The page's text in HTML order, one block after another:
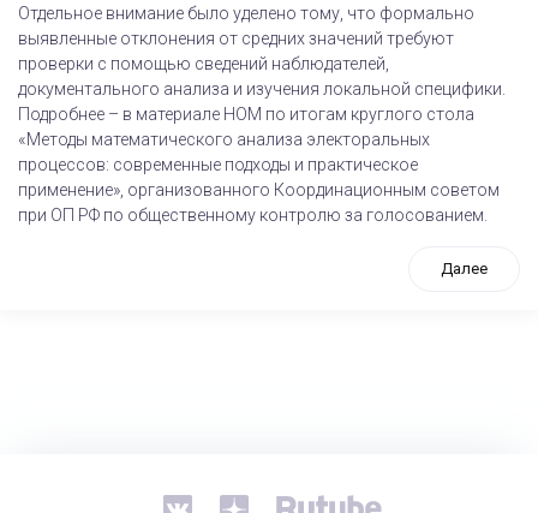
Отдельное внимание было уделено тому, что формально
выявленные отклонения от средних значений требуют
проверки с помощью сведений наблюдателей,
документального анализа и изучения локальной специфики.
Подробнее – в материале НОМ по итогам круглого стола
«Методы математического анализа электоральных
процессов: современные подходы и практическое
применение», организованного Координационным советом
при ОП РФ по общественному контролю за голосованием.
Далее